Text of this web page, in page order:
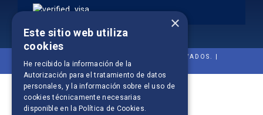
© 2021 SOFTYS. TODOS LOS DERECHOS RESERVADOS. |
DEVELOPED by
WEBPUBLIK
×
Este sitio web utiliza
cookies
He recibido la información de la
Autorización para el tratamiento de datos
personales, y la información sobre el uso de
cookies técnicamente necesarias
disponible en la Política de Cookies.